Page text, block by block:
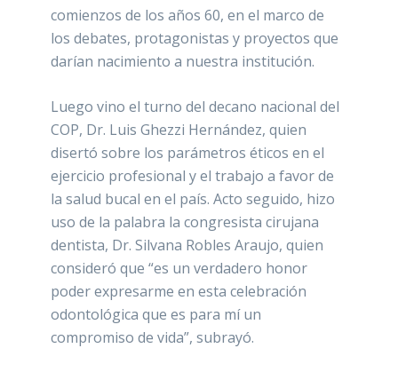
comienzos de los años 60, en el marco de
los debates, protagonistas y proyectos que
darían nacimiento a nuestra institución.
Luego vino el turno del decano nacional del
COP, Dr. Luis Ghezzi Hernández, quien
disertó sobre los parámetros éticos en el
ejercicio profesional y el trabajo a favor de
la salud bucal en el país. Acto seguido, hizo
uso de la palabra la congresista cirujana
dentista, Dr. Silvana Robles Araujo, quien
consideró que “es un verdadero honor
poder expresarme en esta celebración
odontológica que es para mí un
compromiso de vida”, subrayó.